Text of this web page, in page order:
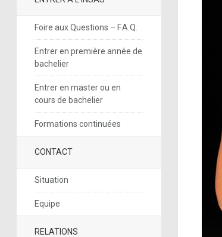
Foire aux Questions – F.A.Q.
Entrer en première année de
bachelier
Entrer en master ou en
cours de bachelier
Formations continuées
CONTACT
Situation
Equipe
RELATIONS